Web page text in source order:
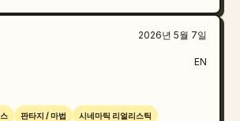
2026년 5월 7일
EN
판타지 / 마법 시네마틱 리얼리스틱